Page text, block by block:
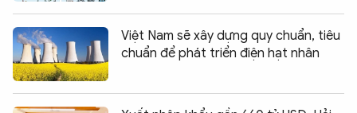
Việt Nam sẽ xây dựng quy chuẩn, tiêu
chuẩn để phát triển điện hạt nhân